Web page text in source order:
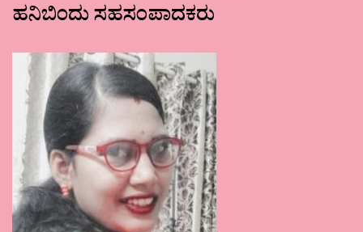
ಹನಿಬಿಂದು ಸಹಸಂಪಾದಕರು